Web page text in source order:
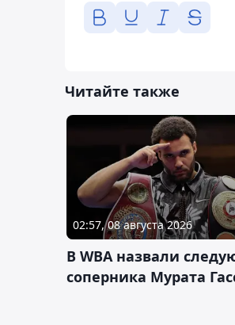
Читайте также
02:57, 08 августа 2026
В WBA назвали
соперника Мурата